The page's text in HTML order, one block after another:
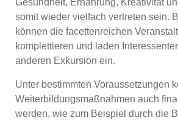
Gesundheit, Ernährung, Kreativität
somit wieder vielfach vertreten sein.
können die facettenreichen
komplettieren und laden
anderen Exkursion ein.
Unter bestimmten Voraussetzungen
Weiterbildungsmaßnahmen auch
werden, wie zum Beispiel durch die